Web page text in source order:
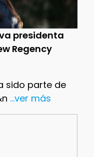
presidenta
Regency
sido parte de
...ver más